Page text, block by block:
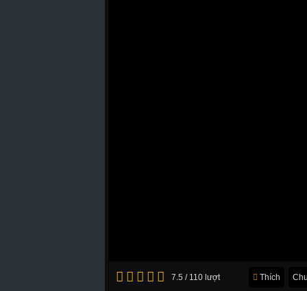
7.5 / 110 lượt Thích